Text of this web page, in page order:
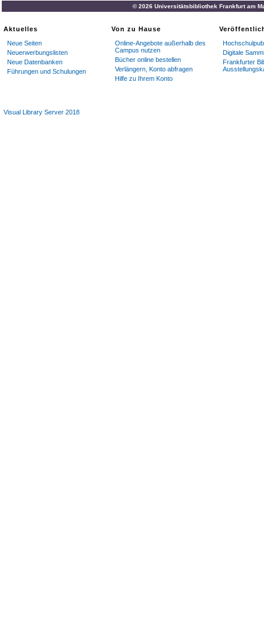
© 2026 Universitätsbibliothek Frankfurt am
Aktuelles
Neue Seiten
Neuerwerbungslisten
Neue Datenbanken
Führungen und Schulungen
Von zu Hause
Online-Angebote außerhalb des
Campus nutzen
Bücher online bestellen
Verlängern, Konto abfragen
Hilfe zu Ihrem Konto
Digitale
Frankfurter
Visual Library Server 2018